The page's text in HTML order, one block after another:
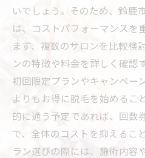
いでしょう。そのため、鈴鹿
は、コストパフォーマンスを
まず、複数のサロンを比較検
ンの特徴や料金を詳しく確認
初回限定プランやキャンペー
よりもお得に脱毛を始めるこ
的に通う予定であれば、回数
で、全体のコストを抑えるこ
ラン選びの際には、施術内容